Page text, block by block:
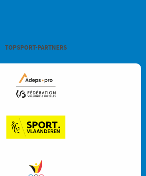
TOPSPORT-PARTNERS